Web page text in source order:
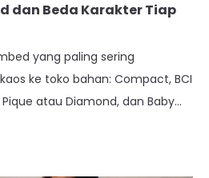
dan Beda Karakter Tiap
yang paling sering
ke toko bahan: Compact, BCI
atau Diamond, dan Baby
bukan dari angka ketebalan